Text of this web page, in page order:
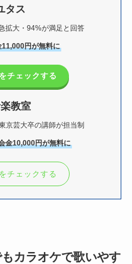
タス
拡大・94%が満足と回答
円が無料に
チェックする
教室
京芸大卒の講師が担当制
金10,000円が無料に
チェックする
カラオケで歌いやす